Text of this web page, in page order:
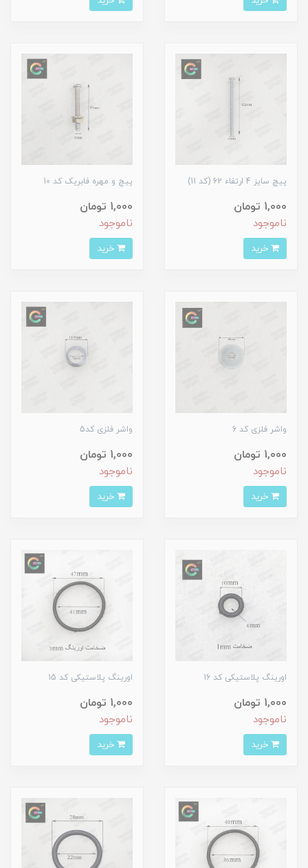
پیچ سایز 4 ارتفاء 62 (کد 11)
1,000 تومان
ناموجود
پیچ و مهره فابریک کد 10
1,000 تومان
ناموجود
واشر فلزی کد 6
1,000 تومان
ناموجود
واشر فلزی کد5
1,000 تومان
ناموجود
اورینگ پلاستیکی کد 16
1,000 تومان
ناموجود
اورینگ پلاستیکی کد 15
1,000 تومان
ناموجود